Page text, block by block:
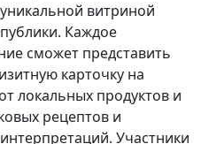
витриной
Каждое
сможет представить
карточку на
локальных продуктов и
рецептов и
Участники